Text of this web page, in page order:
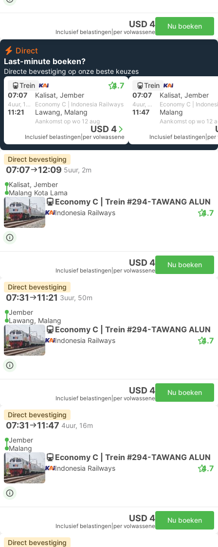
USD 4
Inclusief belastingen per volwassene
Nu boeken
Direct
Last-minute boeken?
Directe bevestiging op onze beste keuzes
Trein
4.7
07:07 Kalisat, Jember
4uur, 14m Economy C | Indonesia Railways
11:21 Lawang, Malang
Aankomst op wo 12 aug
USD 4
Inclusief belastingen per volwassene
Trein
07:07
Kalisat, Jember
4uur, 40m Economy C |
11:47 Malang
Aankomst op wo 12
Inclusief belastingen per
Direct bevestiging
07:07 12:09 5uur, 2m
Kalisat, Jember
Malang Kota Lama
Economy C | Trein #294-TAWANG ALUN
Indonesia Railways 4.7
USD 4
Inclusief belastingen per volwassene
Nu boeken
Direct bevestiging
07:31 11:21 3uur, 50m
Jember
Lawang, Malang
Economy C | Trein #294-TAWANG ALUN
Indonesia Railways 4.7
USD 4
Inclusief belastingen per volwassene
Nu boeken
Direct bevestiging
07:31 11:47 4uur, 16m
Jember
Malang
Economy C | Trein #294-TAWANG ALUN
Indonesia Railways 4.7
USD 4
Inclusief belastingen per volwassene
Nu boeken
Direct bevestiging